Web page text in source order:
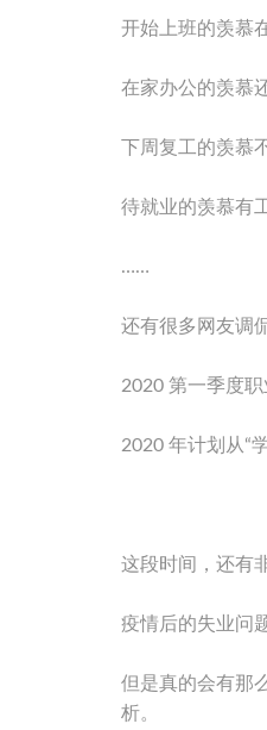
开始上班的羡慕
在家办公的羡慕
下周复工的羡慕
待就业的羡慕有
……
还有很多网友调
2020 第一季度职
2020 年计划从“
这段时间，还有
疫情后的失业问
但是真的会有那
析。